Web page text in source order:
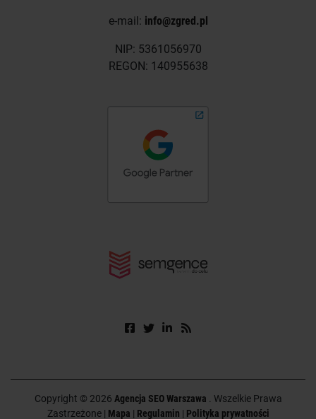
e-mail: info@zgred.pl
NIP: 5361056970
REGON: 140955638
Copyright © 2026 Agencja SEO Warszawa . Wszelkie Prawa
Zastrzeżone | Mapa | Regulamin | Polityka prywatności